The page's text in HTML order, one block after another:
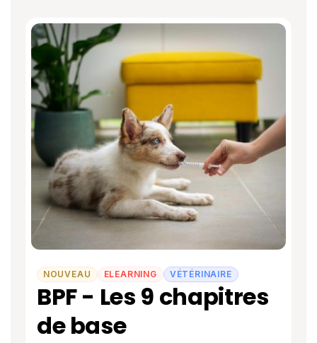
NOUVEAU ELEARNING VÉTÉRINAIRE
BPF - Les 9 chapitres
de base